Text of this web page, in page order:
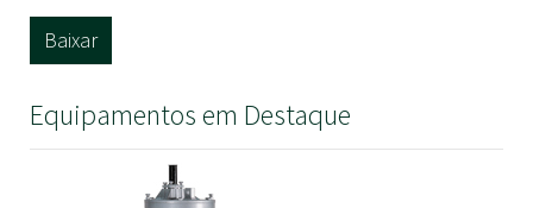
Baixar
Equipamentos em Destaque